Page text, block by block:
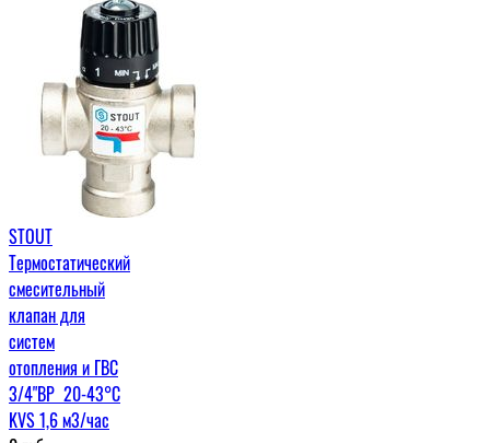
STOUT
Термостатический
смесительный
клапан для
систем
отопления и ГВС
3/4"ВР 20-43°С
KVS 1,6 м3/час